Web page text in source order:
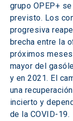
grupo OPEP+
previsto. Los
progresiva
brecha entre la
próximos
mayor del
y en 2021. El
una
incierto y
de la COVID-19.